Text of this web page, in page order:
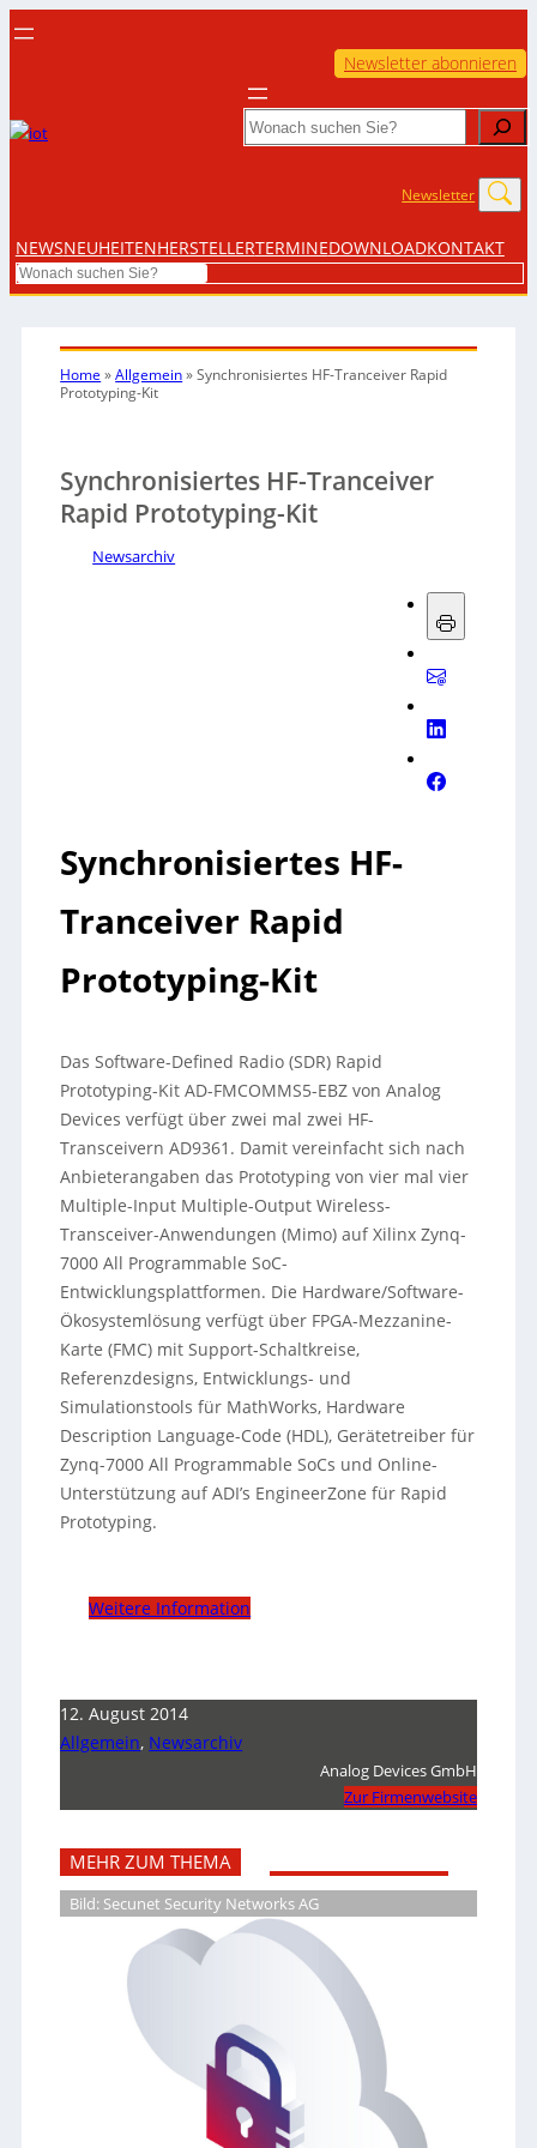
Newsletter abonnieren
Search
Newsletter
NEWSNEUHEITENHERSTELLERTERMINEDOWNLOADKONTAKT
Search
Home »Allgemein»Synchronisiertes HF-Tranceiver Rapid
Prototyping-Kit
Synchronisiertes HF-Tranceiver
Rapid Prototyping-Kit
Newsarchiv
Synchronisiertes HF-
Tranceiver Rapid
Prototyping-Kit
Das Software-Defined Radio (SDR) Rapid
Prototyping-Kit AD-FMCOMMS5-EBZ von Analog
Devices verfügt über zwei mal zwei HF-
Transceivern AD9361. Damit vereinfacht sich nach
Anbieterangaben das Prototyping von vier mal vier
Multiple-Input Multiple-Output Wireless-
Transceiver-Anwendungen (Mimo) auf Xilinx Zynq-
7000 All Programmable SoC-
Entwicklungsplattformen. Die Hardware/Software-
Ökosystemlösung verfügt über FPGA-Mezzanine-
Karte (FMC) mit Support-Schaltkreise,
Referenzdesigns, Entwicklungs- und
Simulationstools für MathWorks, Hardware
Description Language-Code (HDL), Gerätetreiber für
Zynq-7000 All Programmable SoCs und Online-
Unterstützung auf ADI’s EngineerZone für Rapid
Prototyping.
Weitere Information
12. August 2014
Allgemein, Newsarchiv
Analog Devices GmbH
Zur Firmenwebsite
MEHR ZUM THEMA
Bild: Secunet Security Networks AG